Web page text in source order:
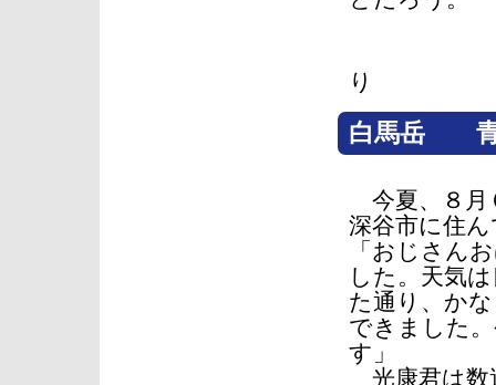
り
白馬岳 青
今夏、８月
深谷市に住
「おじさん
した。天気
た通り、か
できました
す」
光康君は数